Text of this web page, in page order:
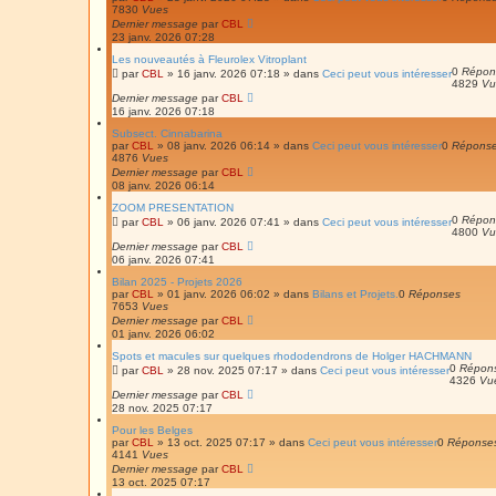
v
a
n
c
e
7830 Vues
Dernier message parCBL
23 janv. 2026 07:28
Les nouveautés à Fleurolex Vitroplant
parCBL » 16 janv. 2026 07:18 » dans Ceci peut vous intéresser0
4829
Dernier message parCBL
16 janv. 2026 07:18
Subsect. Cinnabarina
parCBL » 08 janv. 2026 06:14 » dans Ceci peut vous intéresser0
4876 Vues
Dernier message parCBL
08 janv. 2026 06:14
ZOOM PRESENTATION
parCBL » 06 janv. 2026 07:41 » dans Ceci peut vous intéresser0
4800
Dernier message parCBL
06 janv. 2026 07:41
Bilan 2025 - Projets 2026
parCBL » 01 janv. 2026 06:02 » dans Bilans et Projets. 0 Réponses
7653 Vues
Dernier message parCBL
01 janv. 2026 06:02
Spots et macules sur quelques rhododendrons de Holger HACHMANN
parCBL » 28 nov. 2025 07:17 » dans Ceci peut vous intéresser0
4326
Dernier message parCBL
28 nov. 2025 07:17
Pour les Belges
parCBL » 13 oct. 2025 07:17 » dans Ceci peut vous intéresser0
4141 Vues
Dernier message parCBL
13 oct. 2025 07:17